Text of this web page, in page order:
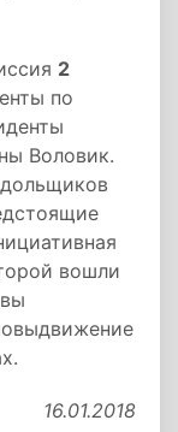
2
по
Воловик.
вошли
16.01.2018